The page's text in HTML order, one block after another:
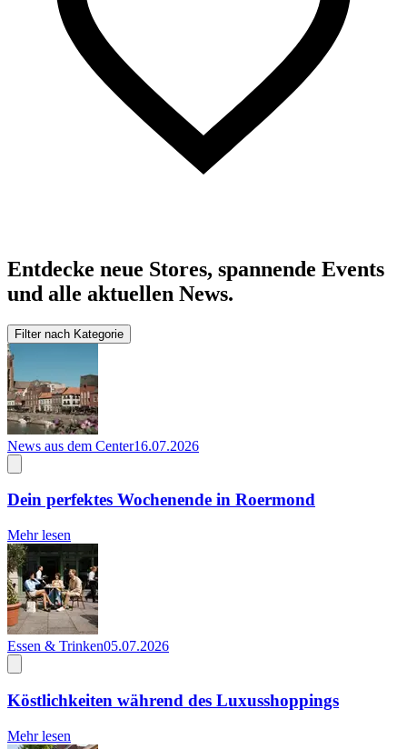
Entdecke neue Stores, spannende Events
und alle aktuellen News.
Filter nach Kategorie
News aus dem Center16.07.2026
Dein perfektes Wochenende in Roermond
Mehr lesen
Essen & Trinken05.07.2026
Köstlichkeiten während des Luxusshoppings
Mehr lesen